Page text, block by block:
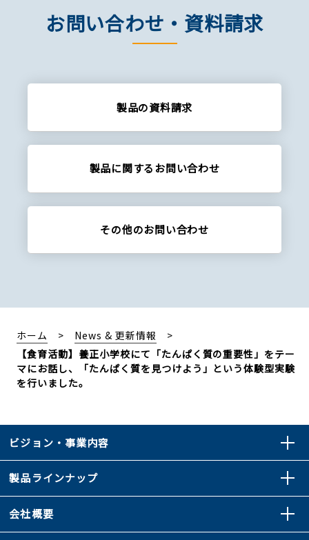
お問い合わせ・資料請求
製品の資料請求
製品に関するお問い合わせ
その他のお問い合わせ
ホーム
News & 更新情報
【食育活動】養正小学校にて「たんぱく質の重要性」をテー
マにお話し、「たんぱく質を見つけよう」という体験型実験
を行いました。
ビジョン・事業内容
製品ラインナップ
会社概要